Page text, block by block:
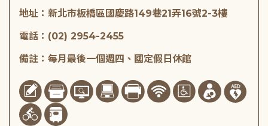
地址：新北市板橋區國慶路149巷21弄16號2-3樓
電話：(02) 2954-2455
備註：每月最後一個週四、國定假日休館